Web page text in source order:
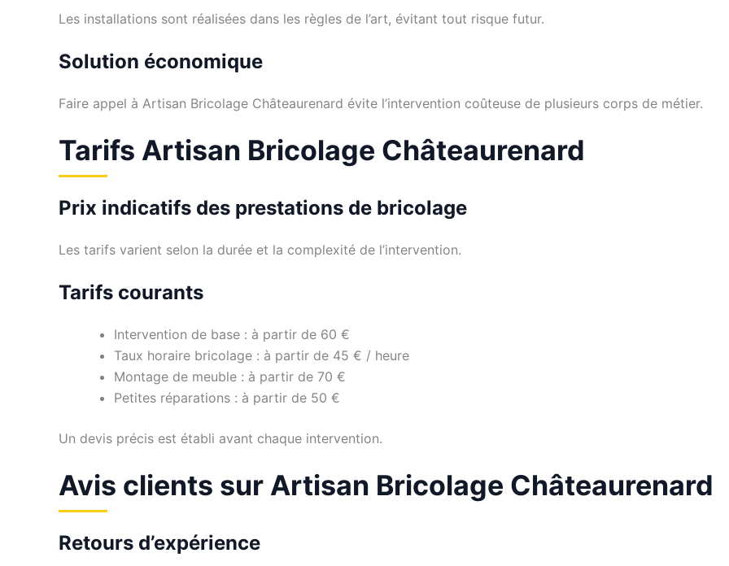
Les installations sont réalisées dans les règles de l’art, évitant tout risque futur.
Solution économique
Faire appel à Artisan Bricolage Châteaurenard évite l’intervention coûteuse de plusieurs corps de métier.
Tarifs Artisan Bricolage Châteaurenard
Prix indicatifs des prestations de bricolage
Les tarifs varient selon la durée et la complexité de l’intervention.
Tarifs courants
Intervention de base : à partir de 60 €
Taux horaire bricolage : à partir de 45 € / heure
Montage de meuble : à partir de 70 €
Petites réparations : à partir de 50 €
Un devis précis est établi avant chaque intervention.
Avis clients sur Artisan Bricolage Châteaurenard
Retours d’expérience